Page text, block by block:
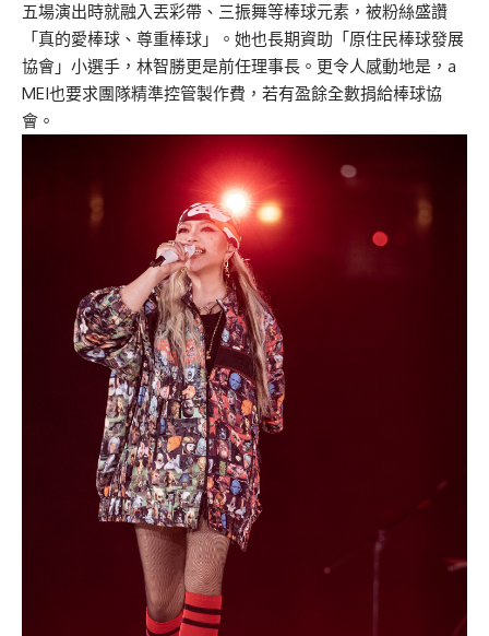
五場演出時就融入丟彩帶、三振舞等棒球元素，被粉絲盛讚
「真的愛棒球、尊重棒球」。她也長期資助「原住民棒球發展
協會」小選手，林智勝更是前任理事長。更令人感動地是，a
MEI也要求團隊精準控管製作費，若有盈餘全數捐給棒球協
會。